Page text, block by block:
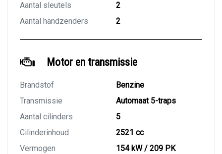
Aantal sleutels
2
Aantal handzenders
2
Motor en transmissie
Brandstof
Benzine
Transmissie
Automaat 5-traps
Aantal cilinders
5
Cilinderinhoud
2521 cc
Vermogen
154 kW / 209 PK